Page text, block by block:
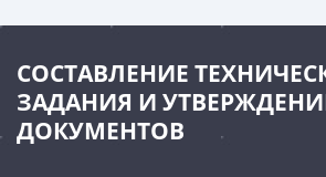
СОСТАВЛЕНИЕ
ЗАДАНИЯ И
ДОКУМЕНТОВ